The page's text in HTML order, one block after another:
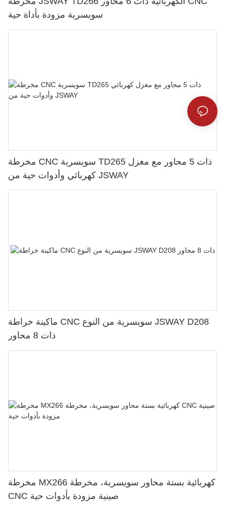
سويسرية مزودة بأداة حية
مخرطة CNC سويسرية TD265 ذات 5 محاور مع مغزل
كهربائي وأدوات حية من JSWAY
ماكينة خراطة CNC سويسرية من النوع JSWAY D208
ذات 8 محاور
مخرطة MX266 كهربائية بستة محاور سويسرية، مخرطة
CNC صينية مزودة بأدوات حية